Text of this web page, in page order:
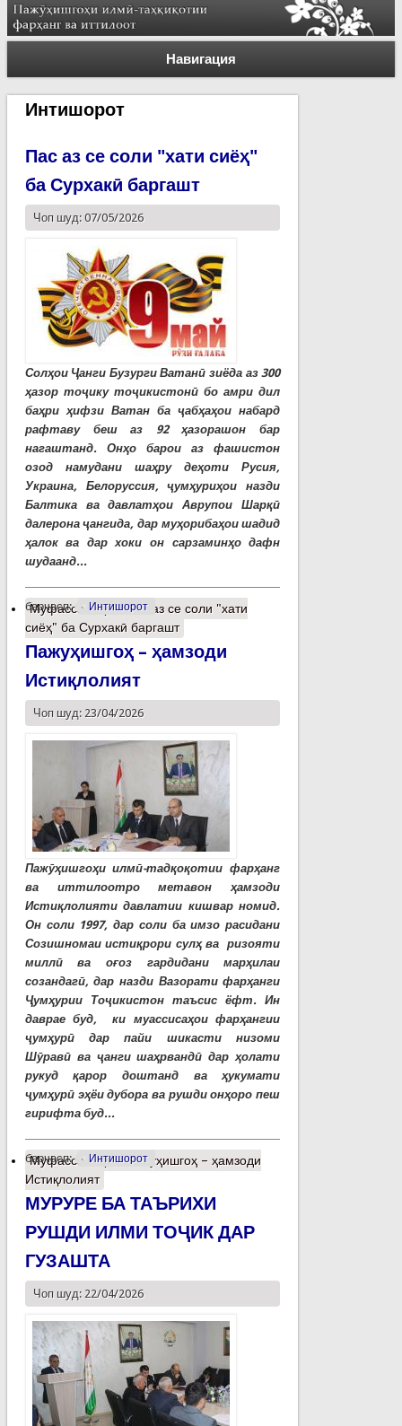
Навигация
Интишорот
Пас аз се соли "хати сиёҳ"
ба Сурхакӣ баргашт
Чоп шуд: 07/05/2026
Солҳои Ҷанги Бузурги Ватанӣ зиёда аз 300
ҳазор тоҷику тоҷикистонӣ бо амри дил
баҳри ҳифзи Ватан ба ҷабҳаҳои набард
рафтаву беш аз 92 ҳазорашон бар
нагаштанд. Онҳо барои аз фашистон
озод намудани шаҳру деҳоти Русия,
Украина, Белоруссия, ҷумҳуриҳои назди
Балтика ва давлатҳои Аврупои Шарқӣ
далерона ҷангида, дар муҳорибаҳои шадид
ҳалок ва дар хоки он сарзаминҳо дафн
шудаанд...
барчасп: Интишорот
Муфассалтаро Пас аз се соли "хати
сиёҳ" ба Сурхакӣ баргашт
Пажуҳишгоҳ – ҳамзоди
Истиқлолият
Чоп шуд: 23/04/2026
Пажӯҳишгоҳи илмӣ-тадқоқотии фарҳанг
ва иттилоотро метавон ҳамзоди
Истиқлолияти давлатии кишвар номид.
Он соли 1997, дар соли ба имзо расидани
Созишномаи истиқрори сулҳ ва ризояти
миллӣ ва оғоз гардидани марҳилаи
созандагӣ, дар назди Вазорати фарҳанги
Ҷумҳурии Тоҷикистон таъсис ёфт. Ин
даврае буд, ки муассисаҳои фарҳангии
ҷумҳурӣ дар пайи шикасти низоми
Шӯравӣ ва ҷанги шаҳрвандӣ дар ҳолати
рукуд қарор доштанд ва ҳукумати
ҷумҳурӣ эҳёи дубора ва рушди онҳоро пеш
гирифта буд...
барчасп: Интишорот
Муфассалтаро Пажуҳишгоҳ – ҳамзоди
Истиқлолият
МУРУРЕ БА ТАЪРИХИ
РУШДИ ИЛМИ ТОҶИК ДАР
ГУЗАШТА
Чоп шуд: 22/04/2026